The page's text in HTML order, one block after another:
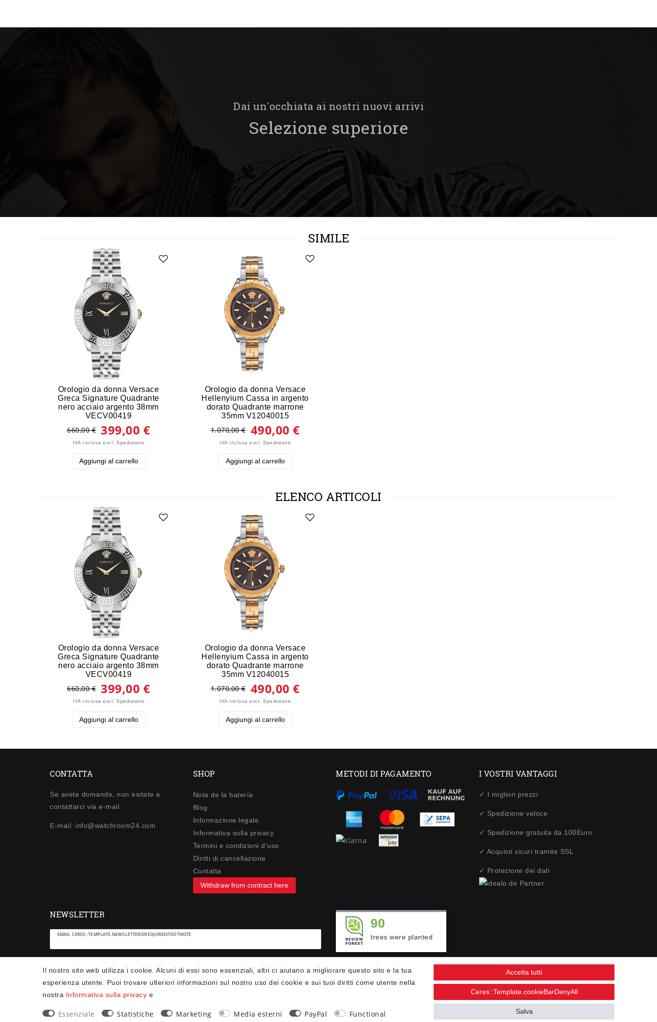
Dai un'occhiata ai nostri nuovi arrivi
Selezione superiore
.
SIMILE
Orologio da donna Versace
Greca Signature Quadrante
nero acciaio argento 38mm
VECV00419
660,00 € 399,00 €
IVA inclusa excl. Spedizione
Aggiungi al carrello
Orologio da donna Versace
Hellenyium Cassa in argento
dorato Quadrante marrone
35mm V12040015
1.070,00 € 490,00 €
IVA inclusa excl. Spedizione
Aggiungi al carrello
ELENCO ARTICOLI
Orologio da donna Versace
Greca Signature Quadrante
nero acciaio argento 38mm
VECV00419
660,00 € 399,00 €
IVA inclusa excl. Spedizione
Aggiungi al carrello
Orologio da donna Versace
Hellenyium Cassa in argento
dorato Quadrante marrone
35mm V12040015
1.070,00 € 490,00 €
IVA inclusa excl. Spedizione
Aggiungi al carrello
CONTATTA
Se avete domande, non esitate a
contattarci via e-mail.
E-mail: info@watchroom24.com
SHOP
Nota de la batería
Blog
Informazione legale
Informativa sulla privacy
Termini e condizioni d'uso
Diritti di cancellazione
Contatta
Withdraw from contract here
METODI DI PAGAMENTO I VOSTRI VANTAGGI
✓ I migliori prezzi
✓ Spedizione veloce
✓ Spedizione gratuita da 100Euro
✓ Acquisti sicuri tramite SSL
✓ Protezione dei dati
Il nostro sito web utilizza i cookie. Alcuni di essi sono essenziali, altri ci aiutano a migliorare questo sito e la tua
esperienza utente. Puoi trovare ulteriori informazioni sul nostro uso dei cookie e sui tuoi diritti come utente nella
nostra Informativa sulla privacy e
Essenziale Statistiche Marketing Media esterni PayPal Functional
Accetta tutti
Ceres::Template.cookieBarDenyAll
Salva
NEWSLETTER
EMAIL CERES::TEMPLATE.NEWSLETTERISREQUIREDFOOTNOTE
Ceres::Template.newsletterHoneypotLabel
.Ceres::Template.newsletterIsRequiredFootnote
Ceres::Template.newsletterIsRequiredFootnote Ceres::Template.newsletterIsRequired
90
trees were planted